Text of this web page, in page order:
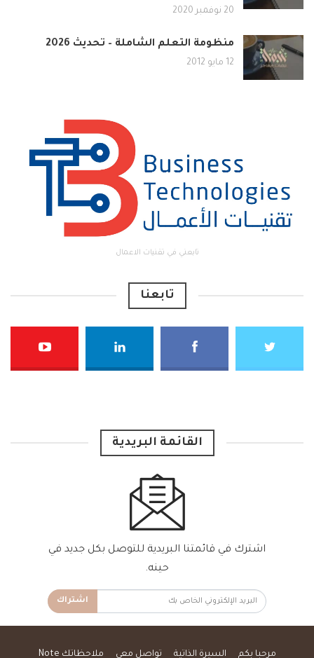
20 نوفمبر 2020
منظومة التعلم الشاملة – تحديث 2026
12 مايو 2012
تابعني في تقنيات الاعمال
تابعنا
القائمة البريدية
اشترك في قائمتنا البريدية للتوصل بكل جديد في
حينه.
اشتراك
مرحبا بكم السيرة الذاتية تواصل معي ملاحظاتك Note